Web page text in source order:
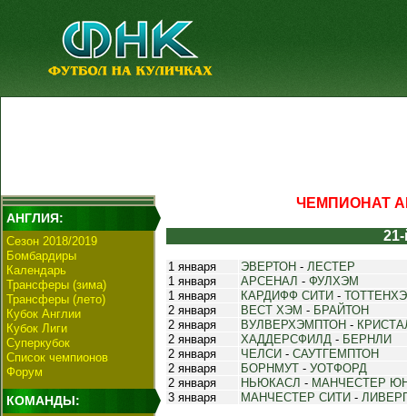
АНГЛИЯ:
Сезон 2018/2019
Бомбардиры
Календарь
Трансферы (зима)
Трансферы (лето)
Кубок Англии
Кубок Лиги
Суперкубок
Список чемпионов
Форум
КОМАНДЫ:
ЧЕМПИОНАТ
1 января ЭВЕРТОН - ЛЕСТЕР
1 января
АРСЕНАЛ - ФУЛХЭМ
1 января
КАРДИФФ СИТИ -
2 января
ВЕСТ ХЭМ - БРАЙТОН
2 января
ВУЛВЕРХЭМПТОН -
2 января
ХАДДЕРСФИЛД - БЕРНЛИ
2 января
ЧЕЛСИ - САУТГЕМПТОН
2 января
БОРНМУТ - УОТФОРД
2 января
НЬЮКАСЛ - МАНЧЕСТЕР
3 января
МАНЧЕСТЕР СИТИ -